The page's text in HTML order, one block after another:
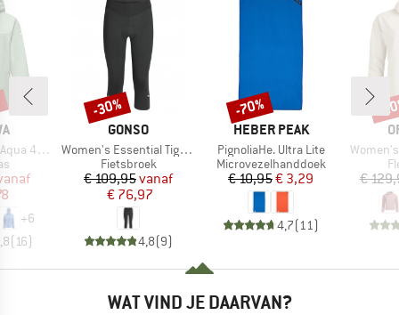
2.5L Jacket
prijs
+6
(16)
MERK
GONSO
Artikel
Women's Essential Tight 3/4 W
Productgroep
Fietsbroek
Prijs
€ 109,95Verlaagde prijs
vanaf
€ 76,97
4,8(9)
Korting
-30%
MERK
HEBER PEAK
Artikel
PignoliaHe. Ultra Lite
Productgroep
Microvezelhanddoek
Prijs
€ 10,95Verlaagde prijs
€ 3,29
4,7(11 )
Korting
-70%
Artikel
€
-
WAT VIND JE DAARVAN?